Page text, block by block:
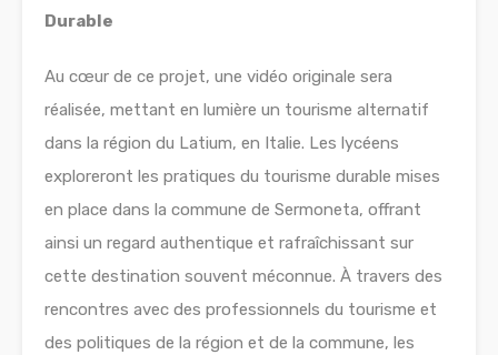
Durable
Au cœur de ce projet, une vidéo originale sera
réalisée, mettant en lumière un tourisme alternatif
dans la région du Latium, en Italie. Les lycéens
exploreront les pratiques du tourisme durable mises
en place dans la commune de Sermoneta, offrant
ainsi un regard authentique et rafraîchissant sur
cette destination souvent méconnue. À travers des
rencontres avec des professionnels du tourisme et
des politiques de la région et de la commune, les